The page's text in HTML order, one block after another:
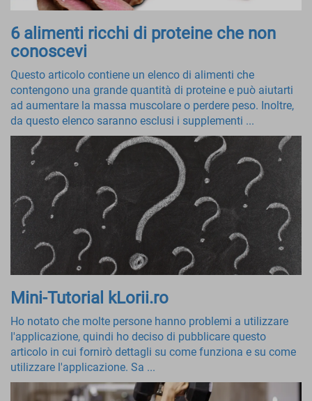
6 alimenti ricchi di proteine ​​che non
conoscevi
Questo articolo contiene un elenco di alimenti che
contengono una grande quantità di proteine ​​e può aiutarti
ad aumentare la massa muscolare o perdere peso. Inoltre,
da questo elenco saranno esclusi i supplementi ...
Mini-Tutorial kLorii.ro
Ho notato che molte persone hanno problemi a utilizzare
l'applicazione, quindi ho deciso di pubblicare questo
articolo in cui fornirò dettagli su come funziona e su come
utilizzare l'applicazione. Sa ...